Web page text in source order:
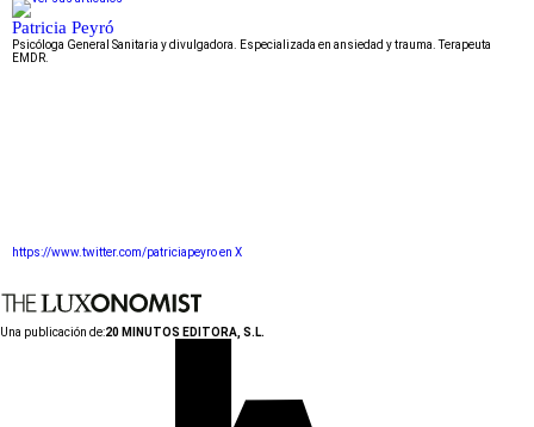
Patricia Peyró
Psicóloga General Sanitaria y divulgadora. Especializada en ansiedad y trauma. Terapeuta
EMDR.
https://www.twitter.com/patriciapeyro en X
Una publicación de:20 MINUTOS EDITORA, S.L.